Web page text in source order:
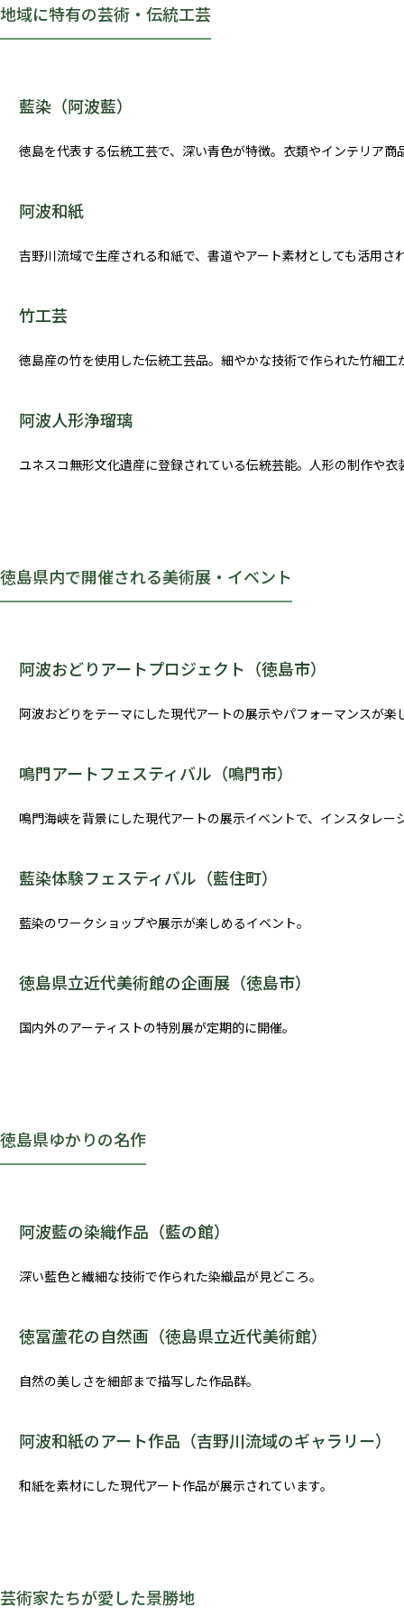
地域に特有の芸術・伝統工芸
藍染（阿波藍）
徳島を代表する伝統工芸で、深い青色が特徴。衣類やインテリア商
阿波和紙
吉野川流域で生産される和紙で、書道やアート素材としても活用され
竹工芸
徳島産の竹を使用した伝統工芸品。細やかな技術で作られた竹細工
阿波人形浄瑠璃
ユネスコ無形文化遺産に登録されている伝統芸能。人形の制作や衣
徳島県内で開催される美術展・イベント
阿波おどりアートプロジェクト（徳島市）
阿波おどりをテーマにした現代アートの展示やパフォーマンスが楽
鳴門アートフェスティバル（鳴門市）
鳴門海峡を背景にした現代アートの展示イベントで、インスタレー
藍染体験フェスティバル（藍住町）
藍染のワークショップや展示が楽しめるイベント。
徳島県立近代美術館の企画展（徳島市）
国内外のアーティストの特別展が定期的に開催。
徳島県ゆかりの名作
阿波藍の染織作品（藍の館）
深い藍色と繊細な技術で作られた染織品が見どころ。
徳冨蘆花の自然画（徳島県立近代美術館）
自然の美しさを細部まで描写した作品群。
阿波和紙のアート作品（吉野川流域のギャラリー）
和紙を素材にした現代アート作品が展示されています。
芸術家たちが愛した景勝地